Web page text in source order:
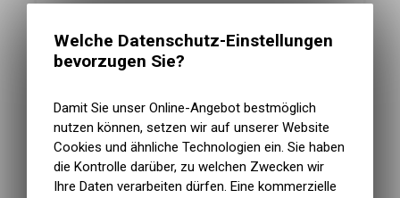
Kniepolstertaschen und eignen sich dadurch
besonders für regelmässige Arbeiten in kniender
Welche Datenschutz-Einstellungen
bevorzugen Sie?
Damit Sie unser Online-Angebot bestmöglich
nutzen können, setzen wir auf unserer Website
Cookies und ähnliche Technologien ein. Sie haben
die Kontrolle darüber, zu welchen Zwecken wir
Ihre Daten verarbeiten dürfen. Eine kommerzielle